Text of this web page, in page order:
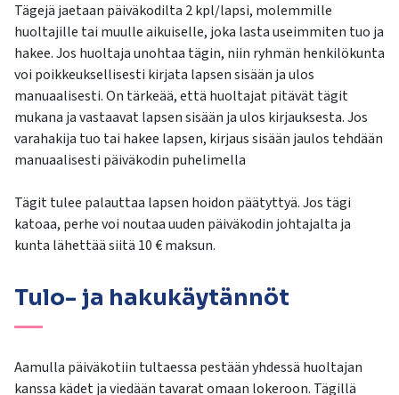
Tägejä jaetaan päiväkodilta 2 kpl/lapsi, molemmille
huoltajille tai muulle aikuiselle, joka lasta useimmiten tuo ja
hakee. Jos huoltaja unohtaa tägin, niin ryhmän henkilökunta
voi poikkeuksellisesti kirjata lapsen sisään ja ulos
manuaalisesti. On tärkeää, että huoltajat pitävät tägit
mukana ja vastaavat lapsen sisään ja ulos kirjauksesta. Jos
varahakija tuo tai hakee lapsen, kirjaus sisään jaulos tehdään
manuaalisesti päiväkodin puhelimella
Tägit tulee palauttaa lapsen hoidon päätyttyä. Jos tägi
katoaa, perhe voi noutaa uuden päiväkodin johtajalta ja
kunta lähettää siitä 10 € maksun.
Tulo- ja hakukäytännöt
Aamulla päiväkotiin tultaessa pestään yhdessä huoltajan
kanssa kädet ja viedään tavarat omaan lokeroon. Tägillä